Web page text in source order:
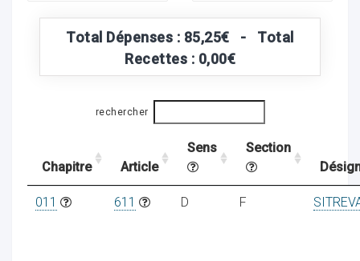
Total Dépenses : 85,25€ - Total
Recettes : 0,00€
rechercher
Chapitre Article
Sens
Section
011 611 D F